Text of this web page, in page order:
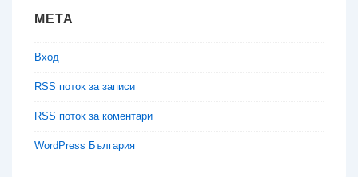
МЕТА
Вход
RSS поток за записи
RSS поток за коментари
WordPress България